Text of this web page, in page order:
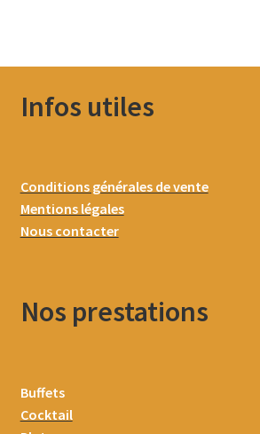
Infos utiles
Conditions générales de vente
Mentions légales
Nous contacter
Nos prestations
Buffets
Cocktail